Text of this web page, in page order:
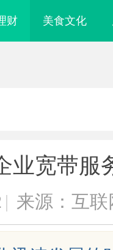
财 美食文化
业宽带服
| 来源：互联